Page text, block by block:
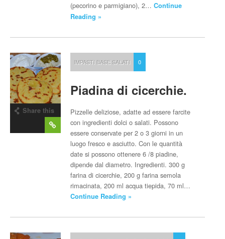
(pecorino e parmigiano), 2…Continue
Reading »
Share this
IMPASTI BASE SALATI 0
Piadina di cicerchie.
Pizzelle deliziose, adatte ad essere farcite
con ingredienti dolci o salati. Possono
essere conservate per 2 o 3 giorni in un
luogo fresco e asciutto. Con le quantità
date si possono ottenere 6 /8 piadine,
dipende dal diametro. Ingredienti. 300 g
farina di cicerchie, 200 g farina semola
rimacinata, 200 ml acqua tiepida, 70 ml…
Continue Reading »